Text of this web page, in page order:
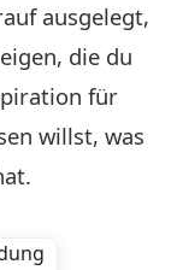
ausgelegt,
die du
für
willst, was